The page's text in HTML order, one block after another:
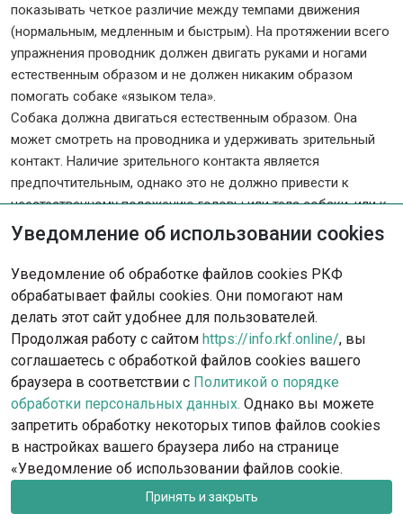
показывать четкое различие между темпами движения
(нормальным, медленным и быстрым). На протяжении всего
упражнения проводник должен двигать руками и ногами
естественным образом и не должен никаким образом
помогать собаке «языком тела».
Собака должна двигаться естественным образом. Она
может смотреть на проводника и удерживать зрительный
контакт. Наличие зрительного контакта является
предпочтительным, однако это не должно привести к
неестественному положению головы или тела собаки, или к
противоестественному углу между шеей и линией спины
(углу, близкому к 90 градусов). То, насколько неестественно
выглядит шея и линия спины, зависит от породы и строения
собаки, и это должно приниматься во внимание.
При выполнении упражнений, включающих движение
рядом, разворот проводника кругом (на 180º) может
выполняться как через правое, так и через левое плечо по
выбору проводника. «Немецкий разворот» признается
равно приемлемым (собаке разрешается обойти
проводника справа вплотную к нему). Проводник после
выполнения разворота должен вернуться максимально на
ту же прямую, по которой он до этого двигался.
Повороты направо или налево должны выполняться под
прямым углом (90º). Проводник не должен поворачивать
Уведомление об использовании cookies
Уведомление об обработке файлов cookies РКФ
обрабатывает файлы cookies. Они помогают нам
делать этот сайт удобнее для пользователей.
Продолжая работу с сайтом https://info.rkf.online/, вы
соглашаетесь с обработкой файлов cookies вашего
браузера в соответствии с Политикой о порядке
обработки персональных данных. Однако вы можете
запретить обработку некоторых типов файлов cookies
в настройках вашего браузера либо на странице
«Уведомление об использовании файлов cookie.
Принять и закрыть